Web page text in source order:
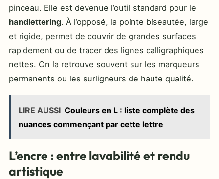
pinceau. Elle est devenue l’outil standard pour le
handlettering. À l’opposé, la pointe biseautée, large
et rigide, permet de couvrir de grandes surfaces
rapidement ou de tracer des lignes calligraphiques
nettes. On la retrouve souvent sur les marqueurs
permanents ou les surligneurs de haute qualité.
LIRE AUSSI Couleurs en L : liste complète des
nuances commençant par cette lettre
L’encre : entre lavabilité et rendu
artistique